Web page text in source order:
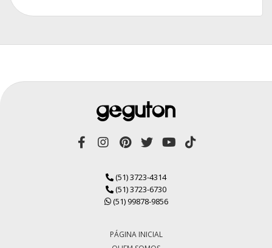
(51) 3723-4314
(51) 3723-6730
(51) 99878-9856
PÁGINA INICIAL